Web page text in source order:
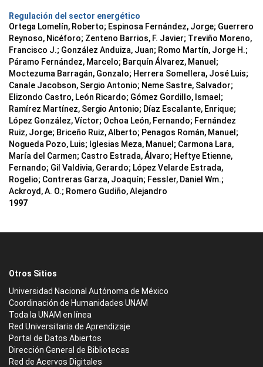
Regulación del sector energético
Ortega Lomelín, Roberto; Espinosa Fernández, Jorge; Guerrero
Reynoso, Nicéforo; Zenteno Barrios, F. Javier; Treviño Moreno,
Francisco J.; González Anduiza, Juan; Romo Martín, Jorge H.;
Páramo Fernández, Marcelo; Barquín Álvarez, Manuel;
Moctezuma Barragán, Gonzalo; Herrera Somellera, José Luis;
Canale Jacobson, Sergio Antonio; Neme Sastre, Salvador;
Elizondo Castro, León Ricardo; Gómez Gordillo, Ismael;
Ramírez Martínez, Sergio Antonio; Díaz Escalante, Enrique;
López González, Víctor; Ochoa León, Fernando; Fernández
Ruiz, Jorge; Briceño Ruiz, Alberto; Penagos Román, Manuel;
Nogueda Pozo, Luis; Iglesias Meza, Manuel; Carmona Lara,
María del Carmen; Castro Estrada, Álvaro; Heftye Etienne,
Fernando; Gil Valdivia, Gerardo; López Velarde Estrada,
Rogelio; Contreras Garza, Joaquín; Fessler, Daniel Wm.;
Ackroyd, A. O.; Romero Gudiño, Alejandro
1997
Otros Sitios
Universidad Nacional Autónoma de México
Coordinación de Humanidades UNAM
Toda la UNAM en línea
Red Universitaria de Aprendizaje
Portal de Datos Abiertos
Dirección General de Bibliotecas
Red de Acervos Digitales